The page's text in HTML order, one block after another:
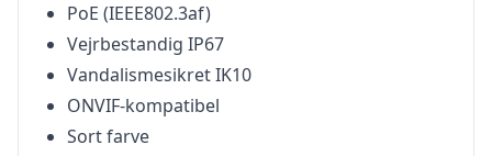
PoE (IEEE802.3af)
Vejrbestandig IP67
Vandalismesikret IK10
ONVIF-kompatibel
Sort farve